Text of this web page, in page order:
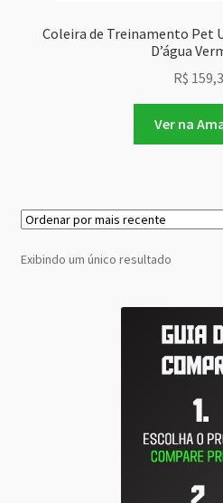
Coleira de Treinamento Pet
D’água
R$
Ver na
Exibindo um único resultado